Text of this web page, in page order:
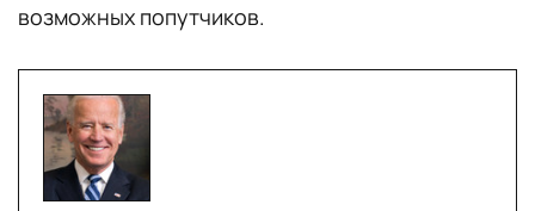
возможных попутчиков.